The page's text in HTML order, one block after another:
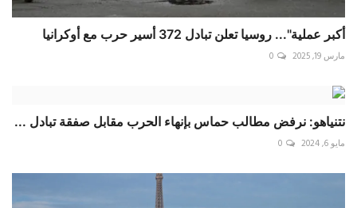
أكبر عملية"... روسيا تعلن تبادل 372 أسير حرب مع أوكرانيا
مارس 19, 2025 0
نتنياهو: نرفض مطالب حماس بإنهاء الحرب مقابل صفقة تبادل ...
مايو 6, 2024 0